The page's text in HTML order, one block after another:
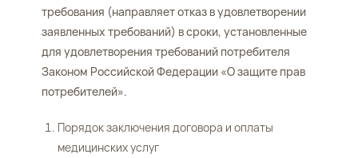
требования (направляет отказ в удовлетворении
заявленных требований) в сроки, установленные
для удовлетворения требований потребителя
Законом Российской Федерации «О защите прав
потребителей».
Порядок заключения договора и оплаты
медицинских услуг